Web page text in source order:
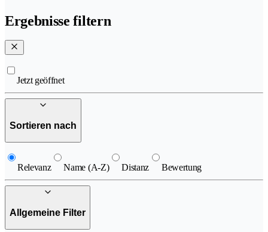
Ergebnisse filtern
Jetzt geöffnet
Sortieren nach
Relevanz Name (A-Z) Distanz Bewertung
Allgemeine Filter